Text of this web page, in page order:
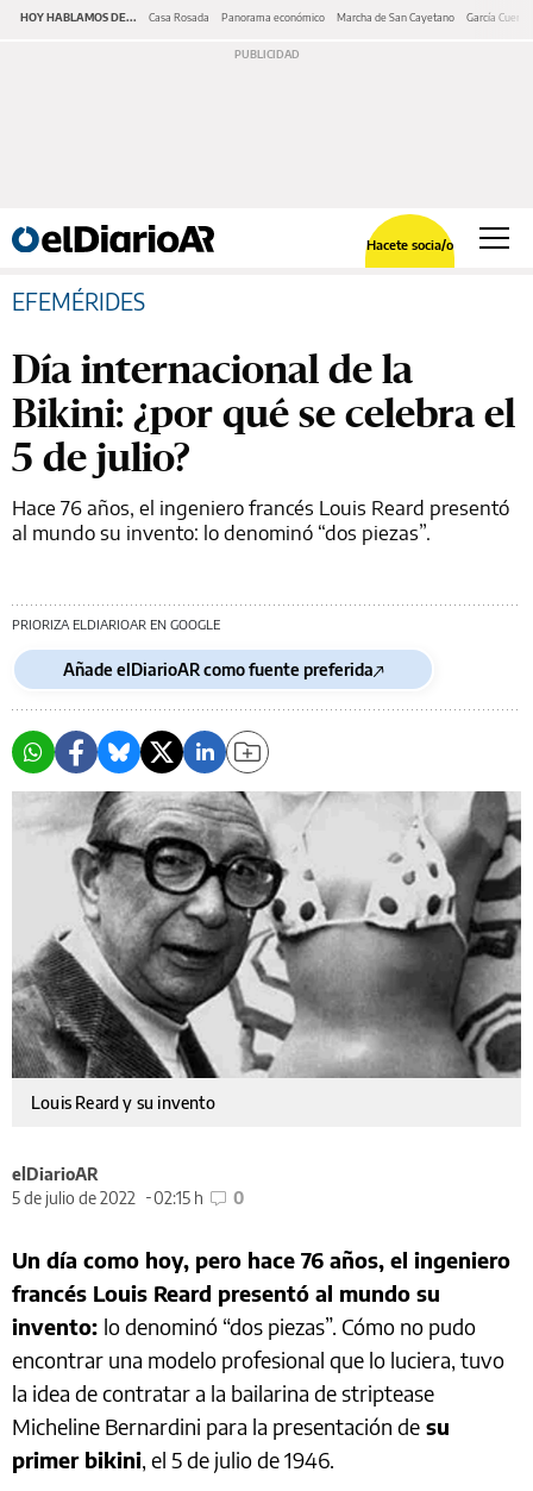
HOY HABLAMOS DE... Casa Rosada Panorama económico Marcha de San Cayetano García Cuerva
Hacete socia/o
EFEMÉRIDES
Día internacional de la
Bikini: ¿por qué se celebra el
5 de julio?
Hace 76 años, el ingeniero francés Louis Reard presentó
al mundo su invento: lo denominó “dos piezas”.
PRIORIZA ELDIARIOAR EN GOOGLE
Añade elDiarioAR como fuente preferida
Louis Reard y su invento
elDiarioAR
5 de julio de 2022
02:15 h 0
Un día como hoy, pero hace 76 años, el ingeniero
francés Louis Reard presentó al mundo su
invento: lo denominó “dos piezas”. Cómo no pudo
encontrar una modelo profesional que lo luciera, tuvo
la idea de contratar a la bailarina de striptease
Micheline Bernardini para la presentación de su
primer bikini, el 5 de julio de 1946.